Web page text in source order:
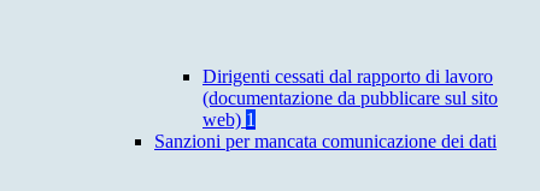
Dirigenti cessati dal rapporto di lavoro
(documentazione da pubblicare sul sito
web) 1
Sanzioni per mancata comunicazione dei dati